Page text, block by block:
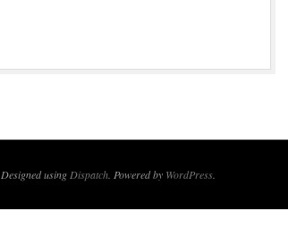
Designed using Dispatch . Powered by WordPress